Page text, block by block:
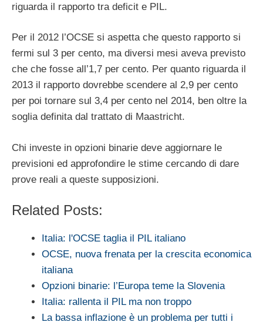
riguarda il rapporto tra deficit e PIL.
Per il 2012 l’OCSE si aspetta che questo rapporto si
fermi sul 3 per cento, ma diversi mesi aveva previsto
che che fosse all’1,7 per cento. Per quanto riguarda il
2013 il rapporto dovrebbe scendere al 2,9 per cento
per poi tornare sul 3,4 per cento nel 2014, ben oltre la
soglia definita dal trattato di Maastricht.
Chi investe in opzioni binarie deve aggiornare le
previsioni ed approfondire le stime cercando di dare
prove reali a queste supposizioni.
Related Posts:
Italia: l'OCSE taglia il PIL italiano
OCSE, nuova frenata per la crescita economica
italiana
Opzioni binarie: l’Europa teme la Slovenia
Italia: rallenta il PIL ma non troppo
La bassa inflazione è un problema per tutti i